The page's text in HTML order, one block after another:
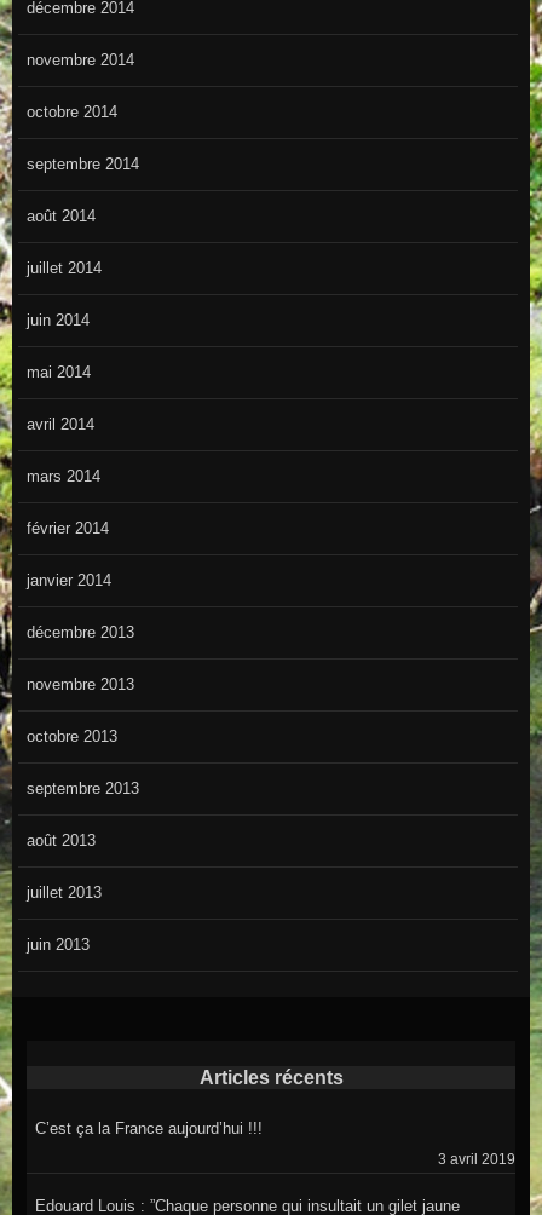
décembre 2014
novembre 2014
octobre 2014
septembre 2014
août 2014
juillet 2014
juin 2014
mai 2014
avril 2014
mars 2014
février 2014
janvier 2014
décembre 2013
novembre 2013
octobre 2013
septembre 2013
août 2013
juillet 2013
juin 2013
Articles récents
C’est ça la France aujourd’hui !!!
3 avril 2019
Edouard Louis : ”Chaque personne qui insultait un gilet jaune